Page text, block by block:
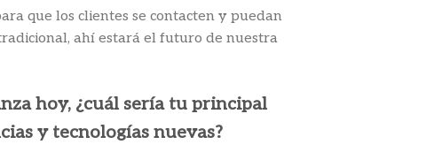
que los clientes se contacten y puedan
ahí estará el futuro de nuestra
hoy, ¿cuál sería tu principal
y tecnologías nuevas?